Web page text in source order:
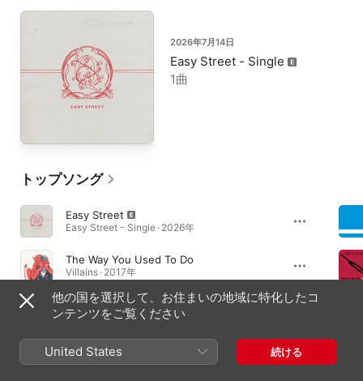
2026年7月14日
Easy Street - Single
1曲
トップソング
Easy Street
Easy Street - Single · 2026年
The Way You Used To Do
Villains · 2017年
No One Knows
Songs for the Deaf · 2002年
他の国を選択して、お住まいの地域に特化したコ
ンテンツをご覧ください
United States 続ける